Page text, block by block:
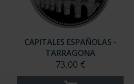
CAPITALES ESPAÑOLAS -
TARRAGONA
73,00 €